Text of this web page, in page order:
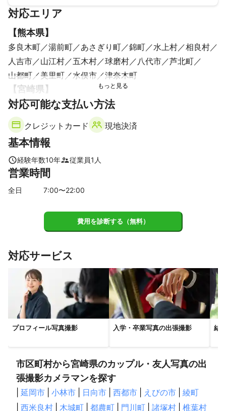
対応エリア
【熊本県】
多良木町 湯前町 あさぎり町 錦町 水上村
相良村
人吉市
山江村 五木村 球磨村 八代市
芦北町
山都町
美里町 水俣市 津奈木町
【宮崎県】
宮崎市 新富町 国富町 綾町
日南市
川南町
高原町
都農町 西米良村 串間市
美郷町
椎葉村
日之影町
高千穂町
【鹿児島県
曽於市 志布志市 大崎町
対応可能な支払い方法
クレジットカード 現地決済
基本情報
経験年数10年 従業員1 人
営業時間
全日 7:00〜22:00
費用を診断する（無料）
対応サービス
プロフィール写真撮影 入学・卒業写真の出張撮影 結
市区町村から宮崎県のカップル・友人写真の出
張撮影カメラマンを探す
延岡市 小林市 日向市 西都市 えびの市
綾町
西米良村 木城町 都農町 門川町 諸塚村
椎葉村